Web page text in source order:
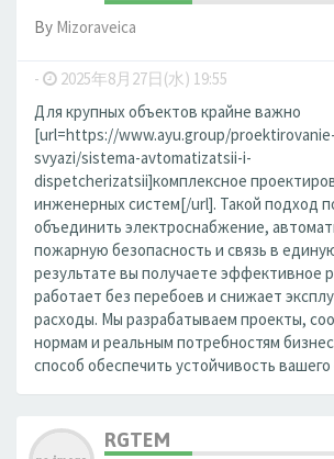
By Mizoraveica
- 2025年8月27日(水) 19:55
Для крупных объектов крайне важно
[url=https://www.ayu.group/
svyazi/sistema-avtomatizatsii-i-
dispetcherizatsii]комплексное
инженерных систем[/url]. Такой подход
объединить электроснабжение,
пожарную безопасность и связь в
результате вы получаете эффективное
работает без перебоев и снижает
расходы. Мы разрабатываем проекты,
нормам и реальным потребностям
способ обеспечить устойчивость вашего
RGTEM